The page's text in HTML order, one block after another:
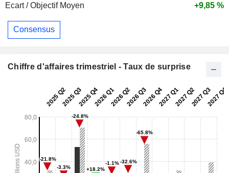
Ecart / Objectif Moyen
+9,85 %
Consensus
Chiffre d'affaires trimestriel - Taux de surprise